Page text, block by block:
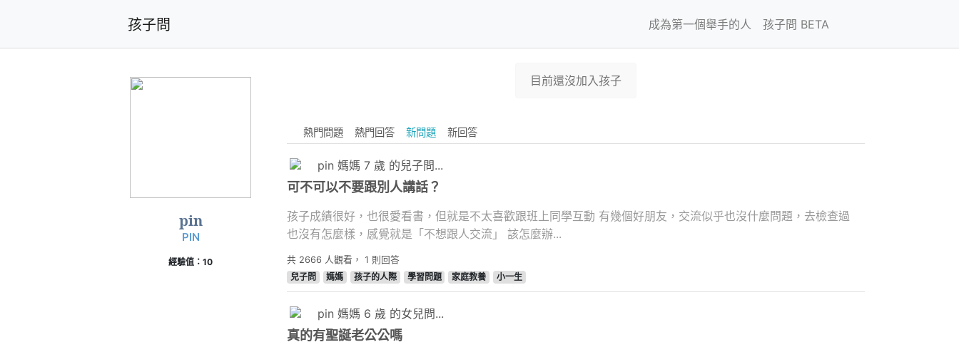
孩子問 成為第一個舉手的人 孩子問 BETA
pin
PIN
經驗值：10
目前還沒加入孩子
熱門問題 熱門回答 新問題 新回答
pin 媽媽 7 歲 的兒子問...
可不可以不要跟別人講話？
孩子成績很好，也很愛看書，但就是不太喜歡跟班上同學互動 有幾個好朋友，交流似乎也沒什麼問題，去檢查過
也沒有怎麼樣，感覺就是「不想跟人交流」 該怎麼辦...
共 2666 人觀看， 1 則回答
兒子問
媽媽 孩子的人際 學習問題 家庭教養 小一生
pin 媽媽 6 歲 的女兒問...
真的有聖誕老公公嗎